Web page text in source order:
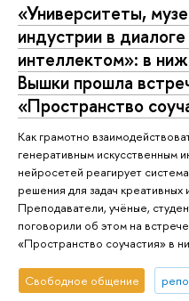
«Университеты,
индустрии в
интеллектом»: в
Вышки прошла
«Пространство
Как грамотно
генеративным искусственным
нейросетей реагирует
решения для задач
Преподаватели, учёные,
поговорили об этом на
«Пространство соучастия» в
Свободное общение